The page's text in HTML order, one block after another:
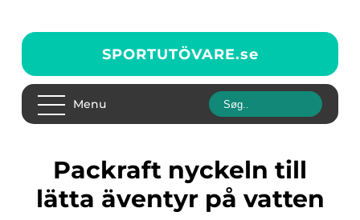
SPORTUTÖVARE.se
Menu
Packraft nyckeln till
lätta äventyr på vatten